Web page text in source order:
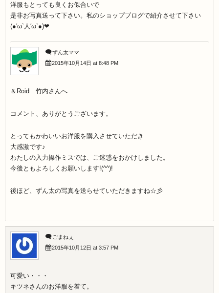
洋服もとっても良くお似合いで
是非お写真送って下さい。私のショップブログで紹介させて下さい
(●′ω`人′ω`●)❤︎
ずん太ママ
2015年10月14日 at 8:48 PM
＆Roid 竹内さんへ
コメント、ありがとうございます。
とってもかわいいお洋服を購入させていただき
大感激です♪
わたしの入力操作ミスでは、ご迷惑をおかけしました。
今後ともよろしくお願いします!(^^)!
後ほど、ずん太の写真を送らせていただきますね☆彡
ごまねぇ
2015年10月12日 at 3:57 PM
可愛い・・・
キツネさんのお洋服を着て。